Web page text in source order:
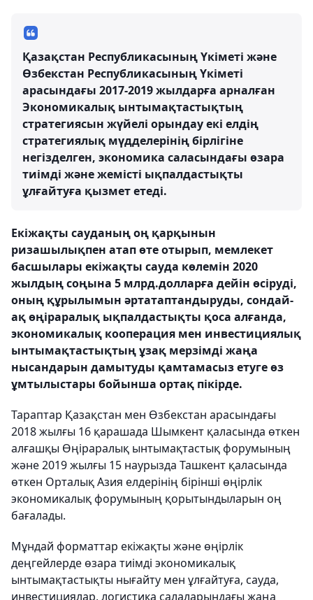
Қазақстан Республикасының Үкіметі және
Өзбекстан Республикасының Үкіметі
арасындағы 2017-2019 жылдарға арналған
Экономикалық ынтымақтастықтың
стратегиясын жүйелі орындау екі елдің
стратегиялық мүдделерінің бірлігіне
негізделген, экономика саласындағы өзара
тиімді және жемісті ықпалдастықты
ұлғайтуға қызмет етеді.
Екіжақты сауданың оң қарқынын
ризашылықпен атап өте отырып, мемлекет
басшылары екіжақты сауда көлемін 2020
жылдың соңына 5 млрд.долларға дейін өсіруді,
оның құрылымын әртатаптандыруды, сондай-
ақ өңіраралық ықпалдастықты қоса алғанда,
экономикалық кооперация мен инвестициялық
ынтымақтастықтың ұзақ мерзімді жаңа
нысандарын дамытуды қамтамасыз етуге өз
ұмтылыстары бойынша ортақ пікірде.
Тараптар Қазақстан мен Өзбекстан арасындағы
2018 жылғы 16 қарашада Шымкент қаласында өткен
алғашқы Өңіраралық ынтымақтастық форумының
және 2019 жылғы 15 наурызда Ташкент қаласында
өткен Орталық Азия елдерінің бірінші өңірлік
экономикалық форумының қорытындыларын оң
бағалады.
Мұндай форматтар екіжақты және өңірлік
деңгейлерде өзара тиімді экономикалық
ынтымақтастықты нығайту мен ұлғайтуға, сауда,
инвестициялар, логистика салаларындағы жаңа